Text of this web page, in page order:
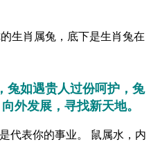
生肖属兔，底下是生肖兔在
兔如遇贵人过份呵护，兔
外发展，寻找新天地。
代表你的事业。 鼠属水，内